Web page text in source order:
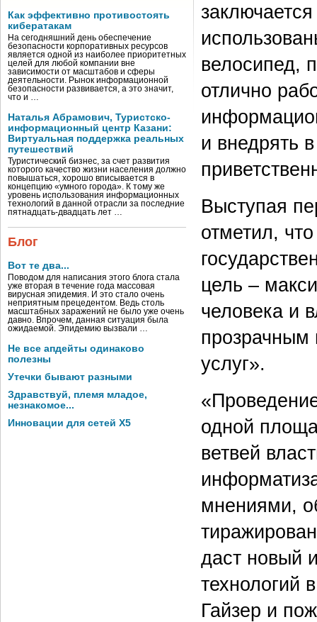
Как эффективно противостоять
кибератакам
На сегодняшний день обеспечение
безопасности корпоративных ресурсов
является одной из наиболее приоритетных
целей для любой компании вне
зависимости от масштабов и сферы
деятельности. Рынок информационной
безопасности развивается, а это значит,
что и …
Наталья Абрамович, Туристско-
информационный центр Казани:
Виртуальная поддержка реальных
путешествий
Туристический бизнес, за счет развития
которого качество жизни населения должно
повышаться, хорошо вписывается в
концепцию «умного города». К тому же
уровень использования информационных
технологий в данной отрасли за последние
пятнадцать-двадцать лет …
Блог
Вот те два...
Поводом для написания этого блога стала
уже вторая в течение года массовая
вирусная эпидемия. И это стало очень
неприятным прецедентом. Ведь столь
масштабных заражений не было уже очень
давно. Впрочем, данная ситуация была
ожидаемой. Эпидемию вызвали …
Не все апдейты одинаково
полезны
Утечки бывают разными
Здравствуй, племя младое,
незнакомое...
Инновации для сетей X5
велосипед,
отлично
и внедрять
Выступая
отметил,
цель –
человека и
прозрачным
услуг».
одной
ветвей
мнениями,
даст новый
технологий
Гайзер и